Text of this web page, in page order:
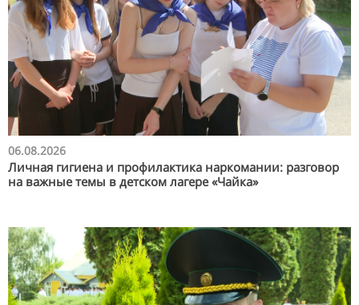
06.08.2026
Личная гигиена и профилактика наркомании: разговор
на важные темы в детском лагере «Чайка»